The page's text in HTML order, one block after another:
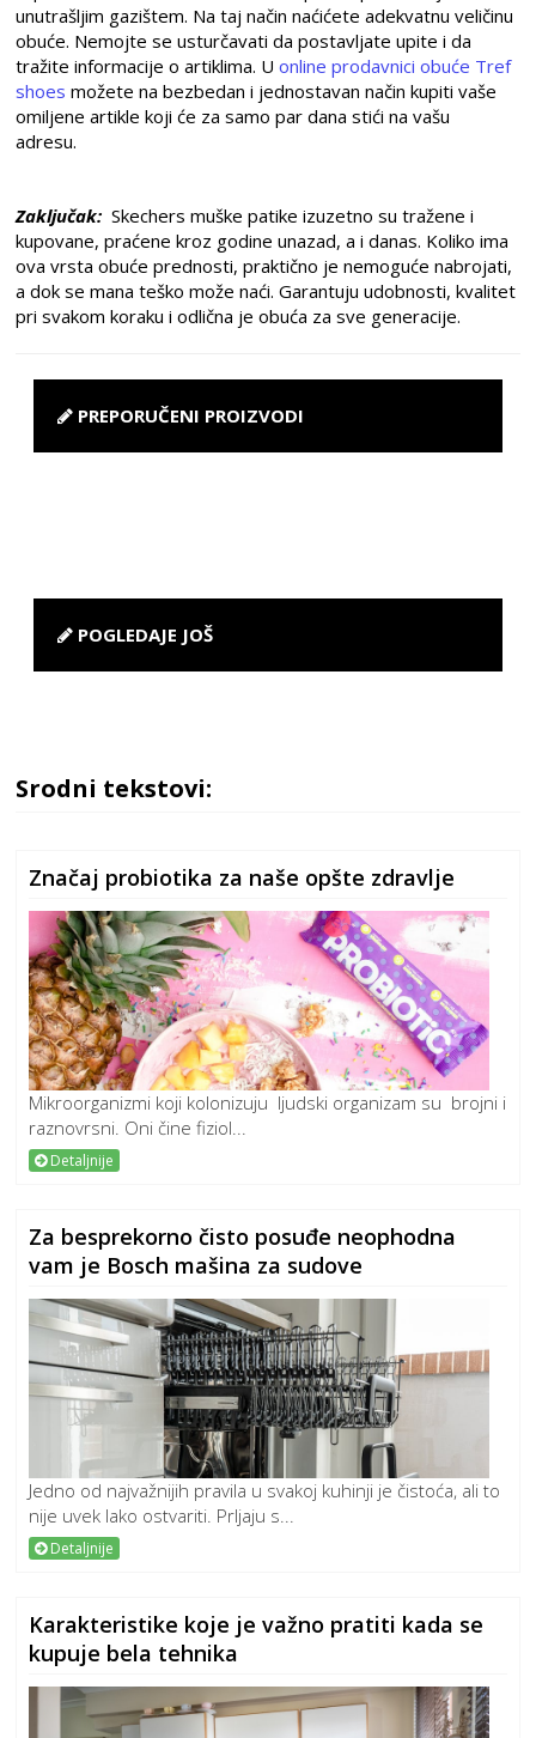
unutrašljim gazištem. Na taj način naćićete adekvatnu veličinu
obuće. Nemojte se usturčavati da postavljate upite i da
tražite informacije o artiklima. Uonline prodavnici obuće Tref
shoes možete na bezbedan i jednostavan način kupiti vaše
omiljene artikle koji će za samo par dana stići na vašu
adresu.
Zaključak: Skechers muške patike izuzetno su tražene i
kupovane, praćene kroz godine unazad, a i danas. Koliko ima
ova vrsta obuće prednosti, praktično je nemoguće nabrojati,
a dok se mana teško može naći. Garantuju udobnosti, kvalitet
pri svakom koraku i odlična je obuća za sve generacije.
PREPORUČENI PROIZVODI
POGLEDAJE JOŠ
Srodni tekstovi:
Značaj probiotika za naše opšte zdravlje
Mikroorganizmi koji kolonizuju ljudski organizam su brojni i
raznovrsni. Oni čine fiziol...
Detaljnije
Za besprekorno čisto posuđe neophodna
vam je Bosch mašina za sudove
Jedno od najvažnijih pravila u svakoj kuhinji je čistoća, ali to
nije uvek lako ostvariti. Prljaju s...
Detaljnije
Karakteristike koje je važno pratiti kada se
kupuje bela tehnika